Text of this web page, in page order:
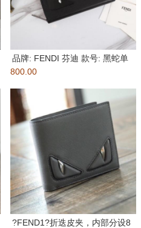
品牌: FENDI 芬迪 款号: 黑蛇单
拉
800.00
?FEND1?折迭皮夹，内部分设8